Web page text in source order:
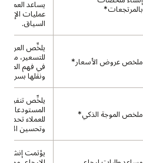
بالمرتجعات*
يساعد
عمليات
السياق.
ملخص عروض الأسعار*
يلخِّص العروض
للتسعير، مما
في فهم المزايا
ونقلها بسرعة.
ملخص الموجة الذكي*
يلخِّص تنفيذ
المستودعات،
للعملاء تحديد
وتحسين
يؤتمت إنشاء